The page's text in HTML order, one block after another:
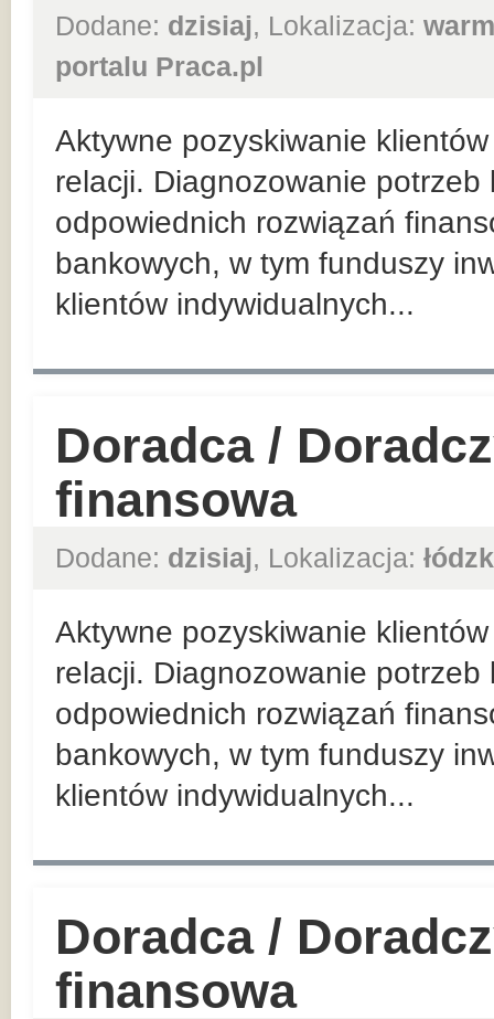
Dodane: dzisiaj, Lokalizacja:
portalu Praca.pl
Aktywne pozyskiwanie
relacji. Diagnozowanie
odpowiednich rozwiązań
bankowych, w tym funduszy
klientów indywidualnych...
Doradca /
finansowa
Dodane: dzisiaj, Lokalizacja:
Aktywne pozyskiwanie
relacji. Diagnozowanie
odpowiednich rozwiązań
bankowych, w tym funduszy
klientów indywidualnych...
Doradca /
finansowa